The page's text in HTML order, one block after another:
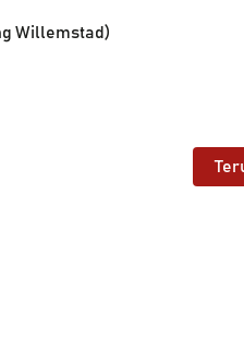
Willemstad)